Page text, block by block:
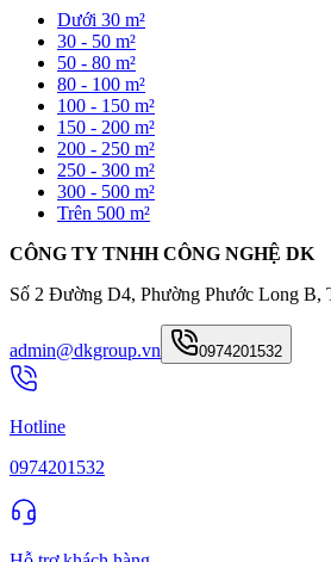
Dưới 30 m²
30 - 50 m²
50 - 80 m²
80 - 100 m²
100 - 150 m²
150 - 200 m²
200 - 250 m²
250 - 300 m²
300 - 500 m²
Trên 500 m²
CÔNG TY TNHH CÔNG NGHỆ DK
Số 2 Đường D4, Phường Phước Long
admin@dkgroup.vn 0974201532
Hotline
0974201532